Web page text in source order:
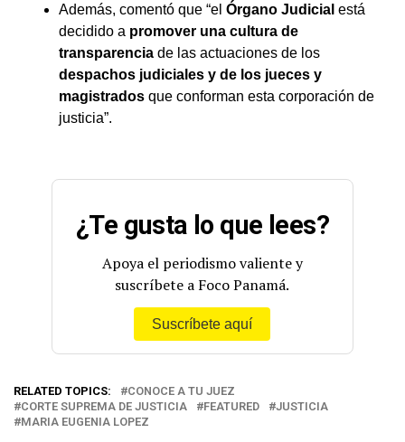
Además, comentó que “el Órgano Judicial está
decidido a promover una cultura de
transparencia de las actuaciones de los
despachos judiciales y de los jueces y
magistrados que conforman esta corporación de
justicia”.
¿Te gusta lo que lees?
Apoya el periodismo valiente y
suscríbete a Foco Panamá.
Suscríbete aquí
RELATED TOPICS:
CONOCE A TU JUEZ
CORTE SUPREMA DE JUSTICIA
FEATURED
JUSTICIA
MARIA EUGENIA LOPEZ